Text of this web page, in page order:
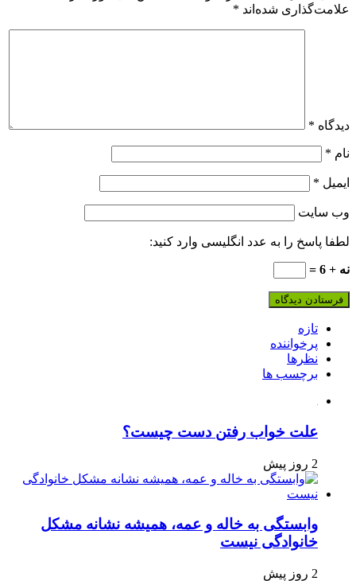
علامت‌گذاری شده‌اند *
دیدگاه *
نام *
ایمیل *
وب‌ سایت
لطفا پاسخ را به عدد انگلیسی وارد کنید:
نه + 6 =
تازه
پرخواننده
نظرها
برچسب ها
علت خواب رفتن دست چیست؟
2 روز پیش
وابستگی به خاله و عمه، همیشه نشانه مشکل
خانوادگی نیست
2 روز پیش